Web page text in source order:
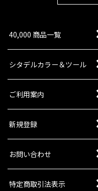
40,000 商品一覧
シタデルカラー＆ツール
ご利用案内
新規登録
お問い合わせ
特定商取引法表示